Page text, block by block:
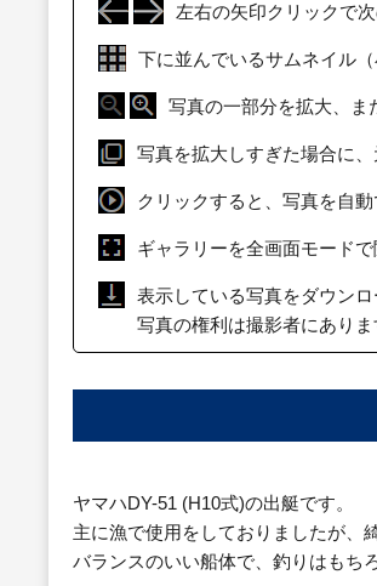
左右の矢印クリックで
下に並んでいるサムネイル
写真の一部分を拡大、ま
写真を拡大しすぎた場合に
クリックすると、写真を自
ギャラリーを全画面モード
表示している写真をダウン
写真の権利は撮影者にあり
ヤマハDY-51 (H10式)の出艇です。
主に漁で使用をしておりましたが、
バランスのいい船体で、釣りはもち